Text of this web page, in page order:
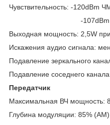
Чувствительность: -120dBm
-107dBm AM 12
Выходная мощность: 2,5W
Искажения аудио сигнала:
Подавление зеркального
Подавление соседнего
Передатчик
Максимальная ВЧ мощность:
Глубина модуляции: 85% (AM)